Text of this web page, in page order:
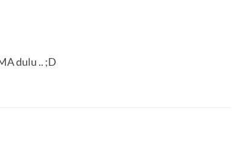
dulu .. ;D